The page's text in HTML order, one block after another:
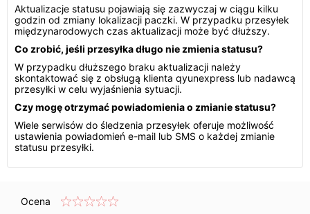
Aktualizacje statusu pojawiają się zazwyczaj w ciągu kilku
godzin od zmiany lokalizacji paczki. W przypadku przesyłek
międzynarodowych czas aktualizacji może być dłuższy.
Co zrobić, jeśli przesyłka długo nie zmienia statusu?
W przypadku dłuższego braku aktualizacji należy
skontaktować się z obsługą klienta qyunexpress lub nadawcą
przesyłki w celu wyjaśnienia sytuacji.
Czy mogę otrzymać powiadomienia o zmianie statusu?
Wiele serwisów do śledzenia przesyłek oferuje możliwość
ustawienia powiadomień e-mail lub SMS o każdej zmianie
statusu przesyłki.
Ocena